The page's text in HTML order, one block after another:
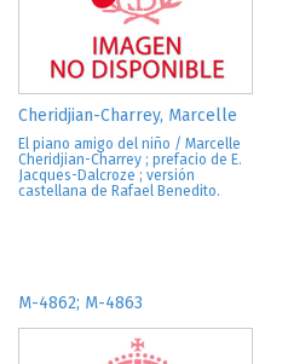
Cheridjian-Charrey, Marcelle
El piano amigo del niño / Marcelle
Cheridjian-Charrey ; prefacio de E.
Jacques-Dalcroze ; versión
castellana de Rafael Benedito.
M-4862; M-4863